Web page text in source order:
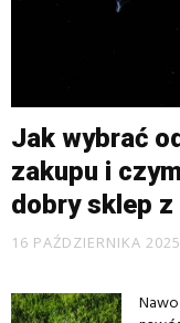
Jak wybrać
zakupu i
dobry sklep z
16 PAŹDZIERNIKA 2025